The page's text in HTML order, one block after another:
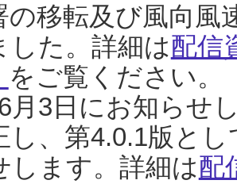
の移転及び風向風
した。詳細は配信
をご覧ください。
月3日にお知らせ
し、第4.0.1版と
します。詳細は配